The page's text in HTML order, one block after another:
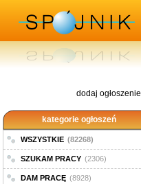
dodaj ogłoszenie
kategorie ogłoszeń
WSZYSTKIE (82268)
SZUKAM PRACY (2306)
DAM PRACĘ (8928)